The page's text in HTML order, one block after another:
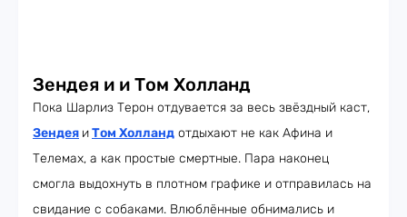
Зендея и и Том Холланд
Пока Шарлиз Терон отдувается за весь звёздный каст,
Зендея иТом Холланд отдыхают не как Афина и
Телемах, а как простые смертные. Пара наконец
смогла выдохнуть в плотном графике и отправилась на
свидание с собаками. Влюблённые обнимались и